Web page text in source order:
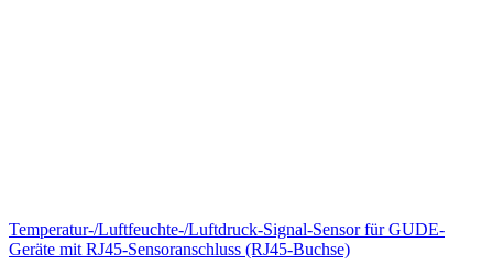
Temperatur-/Luftfeuchte-/Luftdruck-Signal-Sensor für GUDE-
Geräte mit RJ45-Sensoranschluss (RJ45-Buchse)